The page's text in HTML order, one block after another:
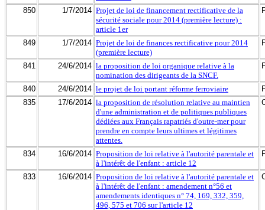
850 1/7/2014 Projet de loi de financement rectificative de la
sécurité sociale pour 2014 (première lecture) :
article 1er
849 1/7/2014 Projet de loi de finances rectificative pour 2014
(première lecture)
841 24/6/2014 la proposition de loi organique relative à la
nomination des dirigeants de la SNCF.
840 24/6/2014 le projet de loi portant réforme ferroviaire
835
17/6/2014 la proposition de résolution relative au maintien
d'une administration et de politiques publiques
dédiées aux Français rapatriés d'outre-mer pour
prendre en compte leurs ultimes et légitimes
attentes.
834 16/6/2014 Proposition de loi relative à l'autorité parentale et
à l'intérêt de l'enfant : article 12
833 16/6/2014 Proposition de loi relative à l'autorité parentale et
à l'intérêt de l'enfant : amendement n°56 et
amendements identiques n° 74, 169, 332, 359,
496, 575 et 706 sur l'article 12